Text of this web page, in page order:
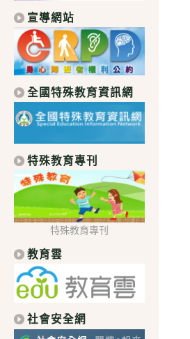
宣導網站
全國特殊教育資訊網
特殊教育專刊
特殊教育專刊
教育雲
社會安全網